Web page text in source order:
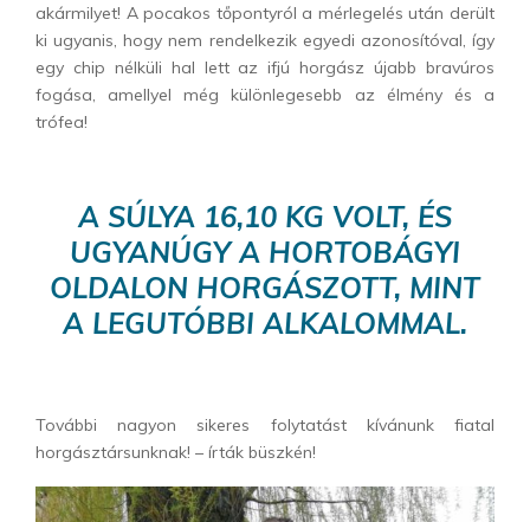
akármilyet! A pocakos tőpontyról a mérlegelés után derült
ki ugyanis, hogy nem rendelkezik egyedi azonosítóval, így
egy chip nélküli hal lett az ifjú horgász újabb bravúros
fogása, amellyel még különlegesebb az élmény és a
trófea!
A SÚLYA 16,10 KG VOLT, ÉS
UGYANÚGY A HORTOBÁGYI
OLDALON HORGÁSZOTT, MINT
A LEGUTÓBBI ALKALOMMAL.
További nagyon sikeres folytatást kívánunk fiatal
horgásztársunknak! – írták büszkén!